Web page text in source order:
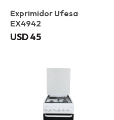
Exprimidor Ufesa
EX4942
USD45